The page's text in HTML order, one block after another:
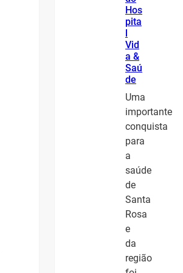
Hos
pita
Vid
a &
Saú
de
Uma
importante
conquista
para
a
saúde
de
Santa
Rosa
e
da
região